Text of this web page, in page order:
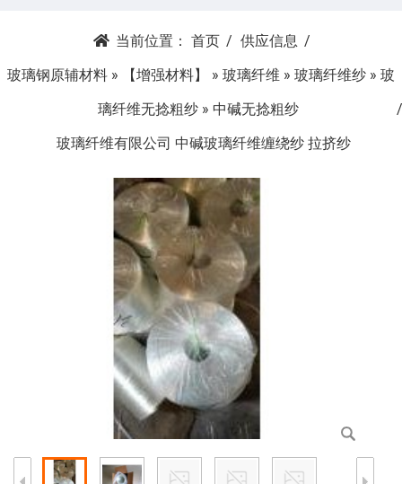
当前位置： 首页
供应信息
玻璃钢原辅材料 » 【增强材料】 » 玻璃纤维 » 玻璃纤维纱 » 玻
璃纤维无捻粗纱» 中碱无捻粗纱
玻璃纤维有限公司 中碱玻璃纤维缠绕纱 拉挤纱